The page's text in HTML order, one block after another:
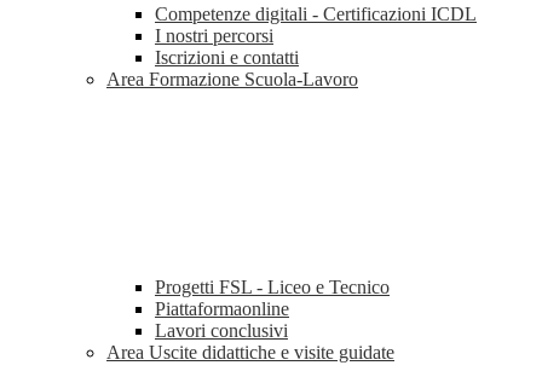
Competenze digitali - Certificazioni ICDL
I nostri percorsi
Iscrizioni e contatti
Area Formazione Scuola-Lavoro
Progetti FSL - Liceo e Tecnico
Piattaformaonline
Lavori conclusivi
Area Uscite didattiche e visite guidate